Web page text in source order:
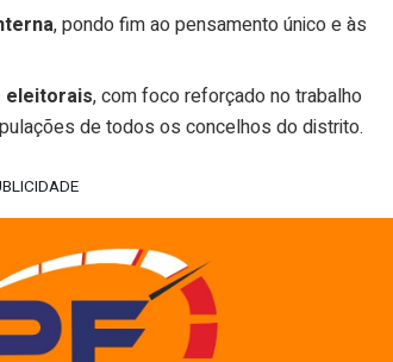
, pondo fim ao pensamento único e às
eleitorais, com foco reforçado no trabalho
de todos os concelhos do distrito.